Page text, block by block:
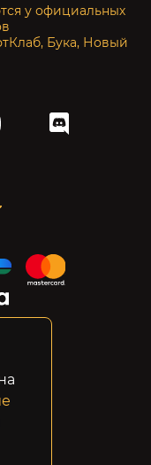
у официальных
Бука, Новый